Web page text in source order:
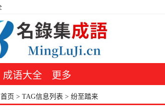
成语大全 更多
首页 > TAG信息列表 > 纷至踏来